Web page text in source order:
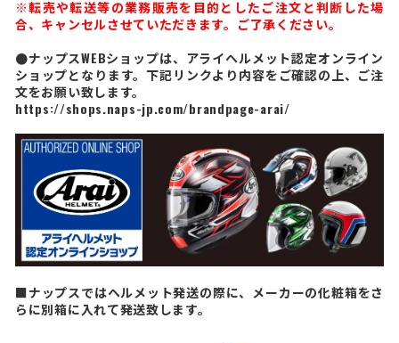
※転売や転送等の業務販売を目的としたご注文と判断した場
合、キャンセルさせていただきます。ご了承ください。
●ナップスWEBショップは、アライヘルメット認定オンライン
ショップとなります。下記リンクより内容をご確認の上、ご注
文をお願い致します。
https://shops.naps-jp.com/brandpage-arai/
■ナップスではヘルメット発送の際に、メーカーの化粧箱をさ
らに別箱に入れて発送致します。